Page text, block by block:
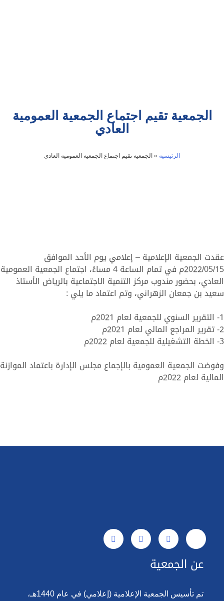
الجمعية تقيم اجتماع الجمعية العمومية
العادي
الرئيسية » الجمعية تقيم اجتماع الجمعية العمومية العادي
عقدت الجمعية الإعلامية – إعلامي يوم الأحد الموافق
2022/05/15م في تمام الساعة 4 مساءً، اجتماع الجمعية العمومية
العادي، بحضور مندوب مركز التنمية الاجتماعية بالرياض الأستاذ
سعيد بن جمعان الزهراني، وتم اعتماد ما يلي :
1- التقرير السنوي للجمعية لعام 2021م
2- تقرير المراجع المالي لعام 2021م
3- الخطة التشغيلية للجمعية لعام 2022م
وفوضت الجمعية العمومية بالإجماع مجلس الإدارة باعتماد الموازنة
المالية لعام 2022م
عن الجمعية
تم تأسيس الجمعية الإعلامية (إعلامي) في عام 1440هـ،